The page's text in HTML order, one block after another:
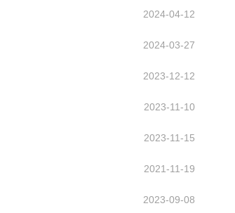
2024-04-12
2024-03-27
2023-12-12
2023-11-10
2023-11-15
2021-11-19
2023-09-08